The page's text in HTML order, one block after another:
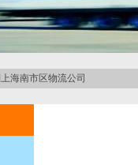
海南市区物流公司